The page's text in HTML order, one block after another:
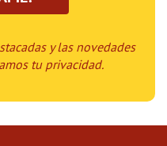
y las novedades
tu privacidad.